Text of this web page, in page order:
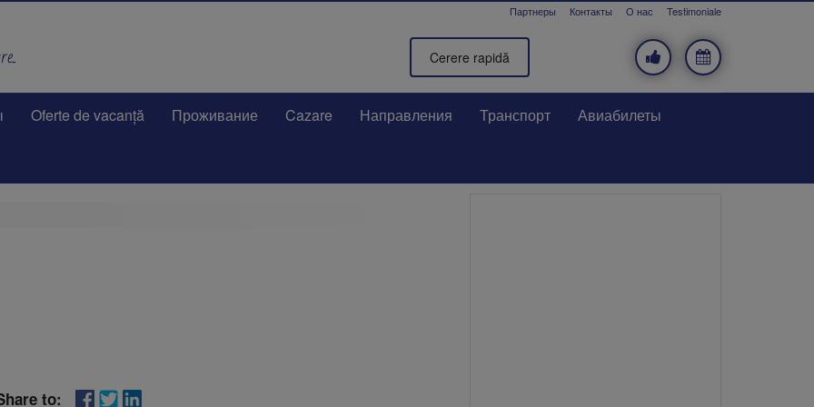
Testimoniale
О нас
Контакты
Партнеры
Cerere rapidă
Oferte de vacanță Проживание Cazare Направления Транспорт Авиабилеты
to: